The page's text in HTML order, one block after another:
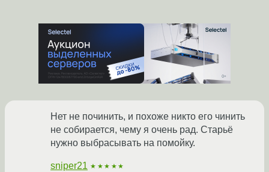
Нет не починить, и похоже никто его чинить
не собирается, чему я очень рад. Старьё
нужно выбрасывать на помойку.
sniper21 ★★★★★